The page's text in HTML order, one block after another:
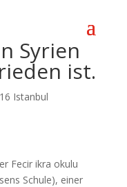
Syrien
ist.
Istanbul
Fecir ikra okulu
Schule), einer